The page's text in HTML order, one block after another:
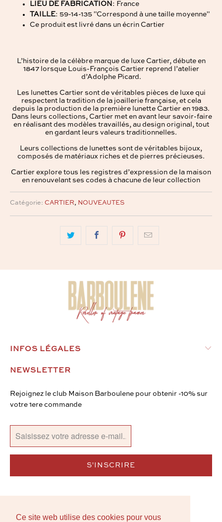
Ce site web utilise des cookies pour vous
Ce site web utilise des cookies pour vous
LIEU DE FABRICATION : France
TAILLE: 59-14-135 "Correspond à une taille moyenne"
Ce produit est livré dans un écrin Cartier
L’histoire de la célèbre marque de luxe Cartier, débute en
1847 lorsque Louis-François Cartier reprend l’atelier
d’Adolphe Picard.
Les lunettes Cartier sont de véritables pièces de luxe qui
respectent la tradition de la joaillerie française, et cela
depuis la production de la première lunette Cartier en 1983.
Dans leurs collections, Cartier met en avant leur savoir-faire
en réalisant des modèles travaillés, au design original, tout
en gardant leurs valeurs traditionnelles.
Leurs collections de lunettes sont de véritables bijoux,
composés de matériaux riches et de pierres précieuses.
Cartier explore tous les registres d’expression de la maison
en renouvelant ses codes à chacune de leur collection
Catégorie: CARTIER, NOUVEAUTES
INFOS LÉGALES
NEWSLETTER
Rejoignez le club Maison Barboulene pour obtenir -10% sur
votre 1ere commande